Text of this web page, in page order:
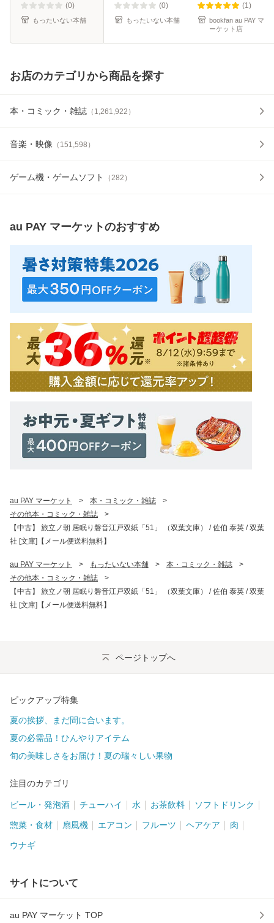
(0)
もったいない本舗
(0)
もったいない本舗
(1)
bookfan au PAY マ
ーケット店
お店のカテゴリから商品を探す
本・コミック・雑誌 （ 1,261,922 ）
音楽・映像 （ 151,598 ）
ゲーム機・ゲームソフト （282 ）
au PAY マーケットのおすすめ
au PAY マーケット > 本・コミック・雑誌
>
その他本・コミック・雑誌
>
【中古】 旅立ノ朝 居眠り磐音江戸双紙「51」 （双葉文庫） / 佐伯 泰英 / 双葉
社 [文庫]【メール便送料無料】
au PAY マーケット > もったいない本舗 > 本・コミック・雑誌
>
その他本・コミック・雑誌
>
【中古】 旅立ノ朝 居眠り磐音江戸双紙「51」 （双葉文庫） / 佐伯 泰英 / 双葉
社 [文庫]【メール便送料無料】
ページトップへ
ピックアップ特集
夏の挨拶、まだ間に合います。
夏の必需品！ひんやりアイテム
旬の美味しさをお届け！夏の瑞々しい果物
注目のカテゴリ
ビール・発泡酒 チューハイ 水 お茶飲料 ソフトドリンク
惣菜・食材 扇風機 エアコン フルーツ ヘアケア 肉
ウナギ
サイトについて
au PAY マーケット TOP